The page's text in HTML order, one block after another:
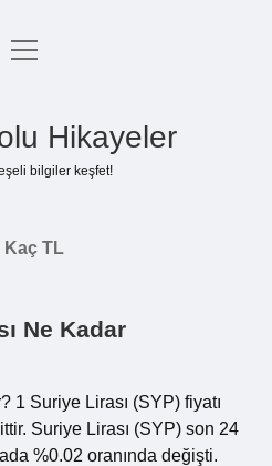
menüyü
Hikayeler
bilgiler keşfet!
Kaç TL
Ne Kadar
1 Suriye Lirası (SYP) fiyatı
Suriye Lirası (SYP) son 24
%0.02 oranında değişti.